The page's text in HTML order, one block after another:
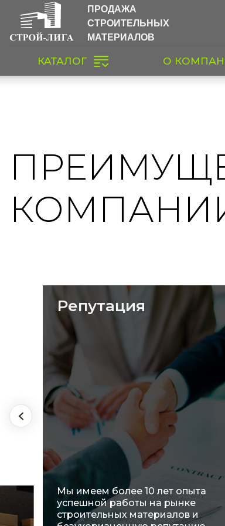
ПРОДАЖА
СТРОИТЕЛЬНЫХ
МАТЕРИАЛОВ
КАТАЛОГ О
Ассортимент
Мы предлагаем широкий выбор
материалов и активно работаем
оптимизацией ассортиментного
ряда, чтобы полностью
удовлетворить потребности